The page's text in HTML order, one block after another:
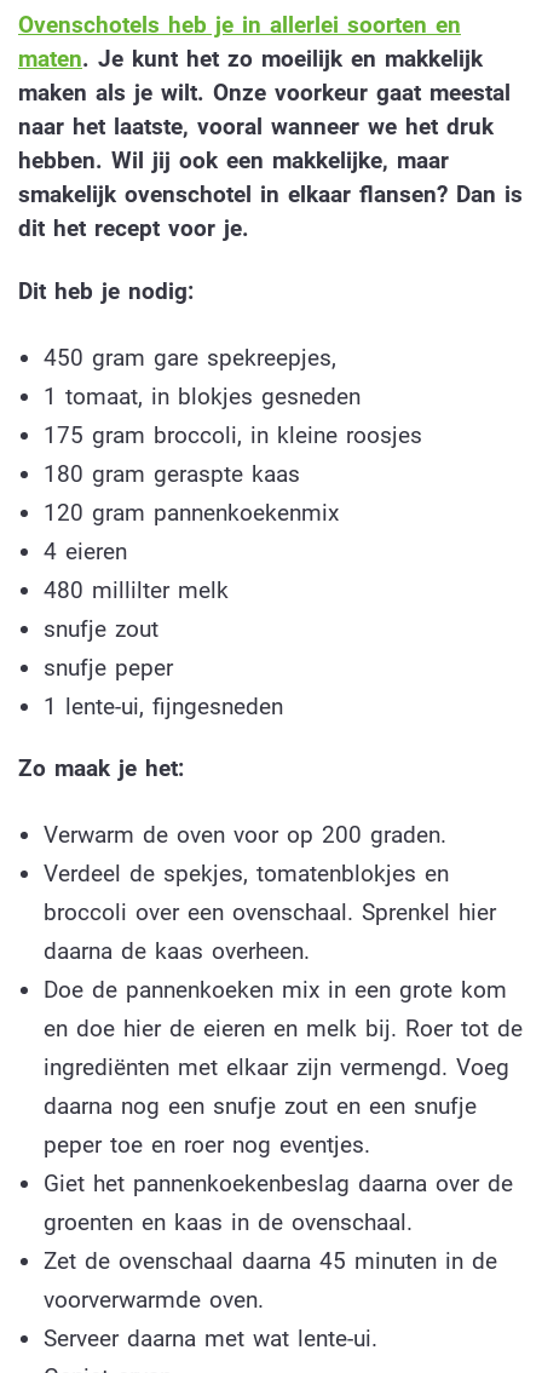
Ovenschotels heb je in allerlei soorten en
maten. Je kunt het zo moeilijk en makkelijk
maken als je wilt. Onze voorkeur gaat meestal
naar het laatste, vooral wanneer we het druk
hebben. Wil jij ook een makkelijke, maar
smakelijk ovenschotel in elkaar flansen? Dan is
dit het recept voor je.
Dit heb je nodig:
450 gram gare spekreepjes,
1 tomaat, in blokjes gesneden
175 gram broccoli, in kleine roosjes
180 gram geraspte kaas
120 gram pannenkoekenmix
4 eieren
480 millilter melk
snufje zout
snufje peper
1 lente-ui, fijngesneden
Zo maak je het:
Verwarm de oven voor op 200 graden.
Verdeel de spekjes, tomatenblokjes en
broccoli over een ovenschaal. Sprenkel hier
daarna de kaas overheen.
Doe de pannenkoeken mix in een grote kom
en doe hier de eieren en melk bij. Roer tot de
ingrediënten met elkaar zijn vermengd. Voeg
daarna nog een snufje zout en een snufje
peper toe en roer nog eventjes.
Giet het pannenkoekenbeslag daarna over de
groenten en kaas in de ovenschaal.
Zet de ovenschaal daarna 45 minuten in de
voorverwarmde oven.
Serveer daarna met wat lente-ui.